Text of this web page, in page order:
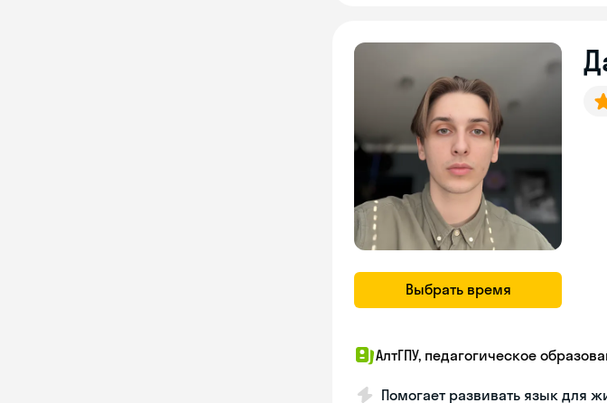
Выбрать время
АлтГПУ, педагогическое
Помогает развивать язык для